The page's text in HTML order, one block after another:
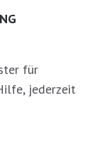
für
jederzeit